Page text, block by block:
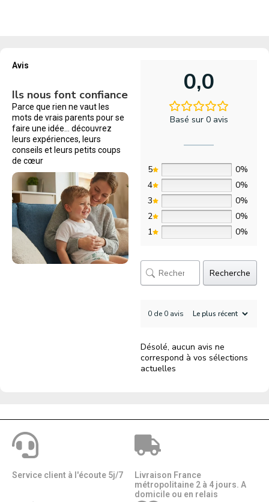
Avis
Ils nous font confiance
Parce que rien ne vaut les
mots de vrais parents pour se
faire une idée… découvrez
leurs expériences, leurs
conseils et leurs petits coups
de cœur
0,0
Basé sur 0 avis
5
0%
4
0%
3
0%
2
0%
1
0%
Recherche
0 de 0 avis
Désolé, aucun avis ne
correspond à vos sélections
actuelles
Service client à l'écoute 5j/7
Livraison France
métropolitaine 2 à 4 jours. A
domicile ou en relais​​